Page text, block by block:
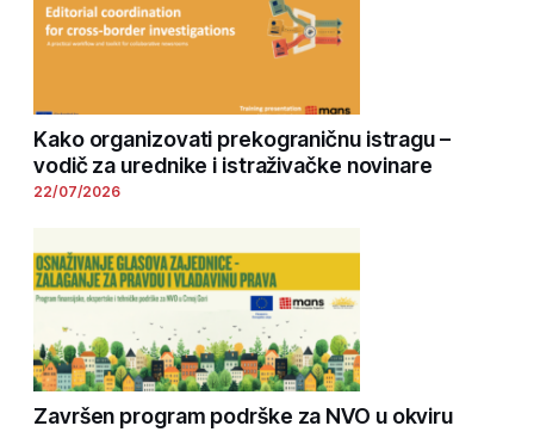
Kako organizovati prekograničnu istragu –
vodič za urednike i istraživačke novinare
22/07/2026
Završen program podrške za NVO u okviru